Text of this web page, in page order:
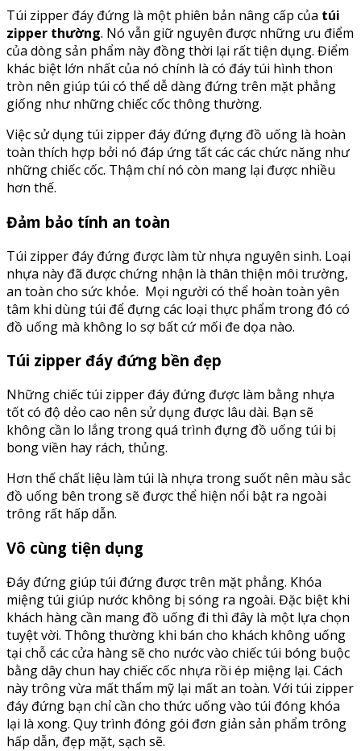
Túi zipper đáy đứng là một phiên bản nâng cấp của túi
zipper thường. Nó vẫn giữ nguyên được những ưu điểm
của dòng sản phẩm này đồng thời lại rất tiện dụng. Điểm
khác biệt lớn nhất của nó chính là có đáy túi hình thon
tròn nên giúp túi có thể dễ dàng đứng trên mặt phẳng
giống như những chiếc cốc thông thường.
Việc sử dụng túi zipper đáy đứng đựng đồ uống là hoàn
toàn thích hợp bởi nó đáp ứng tất các các chức năng như
những chiếc cốc. Thậm chí nó còn mang lại được nhiều
hơn thế.
Đảm bảo tính an toàn
Túi zipper đáy đứng được làm từ nhựa nguyên sinh. Loại
nhựa này đã được chứng nhận là thân thiện môi trường,
an toàn cho sức khỏe. Mọi người có thể hoàn toàn yên
tâm khi dùng túi để đựng các loại thực phẩm trong đó có
đồ uống mà không lo sợ bất cứ mối đe dọa nào.
Túi zipper đáy đứng bền đẹp
Những chiếc túi zipper đáy đứng được làm bằng nhựa
tốt có độ dẻo cao nên sử dụng được lâu dài. Bạn sẽ
không cần lo lắng trong quá trình đựng đồ uống túi bị
bong viền hay rách, thủng.
Hơn thế chất liệu làm túi là nhựa trong suốt nên màu sắc
đồ uống bên trong sẽ được thể hiện nổi bật ra ngoài
trông rất hấp dẫn.
Vô cùng tiện dụng
Đáy đứng giúp túi đứng được trên mặt phẳng. Khóa
miệng túi giúp nước không bị sóng ra ngoài. Đặc biệt khi
khách hàng cần mang đồ uống đi thì đây là một lựa chọn
tuyệt vời. Thông thường khi bán cho khách không uống
tại chỗ các cửa hàng sẽ cho nước vào chiếc túi bóng buộc
bằng dây chun hay chiếc cốc nhựa rồi ép miệng lại. Cách
này trông vừa mất thẩm mỹ lại mất an toàn. Với túi zipper
đáy đứng bạn chỉ cần cho thức uống vào túi đóng khóa
lại là xong. Quy trình đóng gói đơn giản sản phẩm trông
hấp dẫn, đẹp mặt, sạch sẽ.